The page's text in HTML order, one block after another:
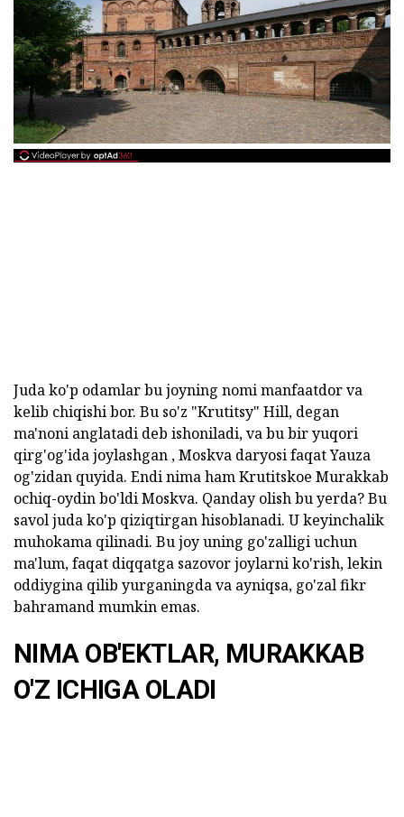
Juda ko'p odamlar bu joyning nomi manfaatdor va
kelib chiqishi bor. Bu so'z "Krutitsy" Hill, degan
ma'noni anglatadi deb ishoniladi, va bu bir yuqori
qirg'og'ida joylashgan , Moskva daryosi faqat Yauza
og'zidan quyida. Endi nima ham Krutitskoe Murakkab
ochiq-oydin bo'ldi Moskva. Qanday olish bu yerda? Bu
savol juda ko'p qiziqtirgan hisoblanadi. U keyinchalik
muhokama qilinadi. Bu joy uning go'zalligi uchun
ma'lum, faqat diqqatga sazovor joylarni ko'rish, lekin
oddiygina qilib yurganingda va ayniqsa, go'zal fikr
bahramand mumkin emas.
NIMA OB'EKTLAR, MURAKKAB
O'Z ICHIGA OLADI